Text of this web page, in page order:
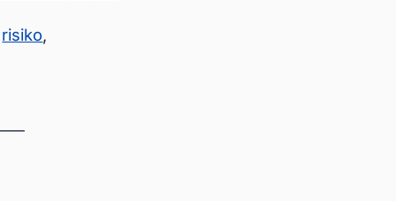
risiko,